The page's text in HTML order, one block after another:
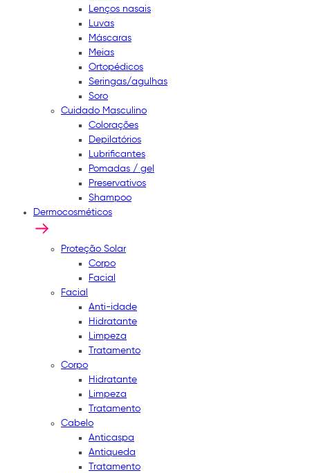
Lenços nasais
Luvas
Máscaras
Meias
Ortopédicos
Seringas/agulhas
Soro
Cuidado Masculino
Colorações
Depilatórios
Lubrificantes
Pomadas / gel
Preservativos
Shampoo
Dermocosméticos
Proteção Solar
Corpo
Facial
Facial
Anti-idade
Hidratante
Limpeza
Tratamento
Corpo
Hidratante
Limpeza
Tratamento
Cabelo
Anticaspa
Antiqueda
Tratamento